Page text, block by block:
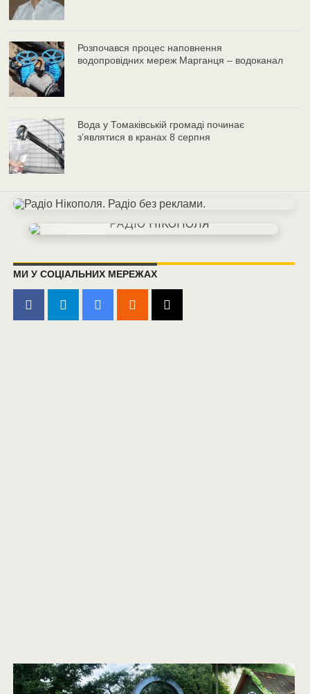
Розпочався процес наповнення
водопровідних мереж Марганця – водоканал
Вода у Томаківській громаді починає
з’являтися в кранах 8 серпня
МИ У СОЦІАЛЬНИХ МЕРЕЖАХ